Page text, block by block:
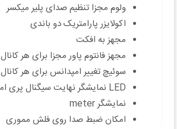
ولوم مجزا تنظیم صدای پلیر میکسر
اکولایزر پارامتریک دو باندی
مجهز به افکت
مجهز فانتوم پاور مجزا برای هر کانال
سوئیچ تغییر امپدانس برای هر کانال
LED نمایشگر نهایت سیگنال پری امپ ورودی
نمایشگر meter
امکان ضبط صدا روی فلش مموری